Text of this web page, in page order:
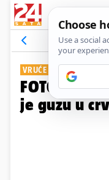
VRUĆE IZDANJE
FOTO
je guzu u